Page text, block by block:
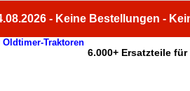
- Keine Bestellungen -
6.000+ Ersatzteile